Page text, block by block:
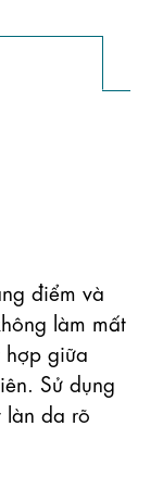
điểm và
làm mất
hợp giữa
Sử dụng
làn da rõ